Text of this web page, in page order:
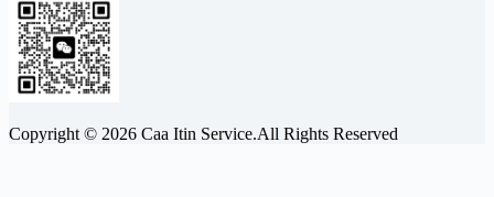
Copyright © 2026 Caa Itin Service.All Rights Reserved